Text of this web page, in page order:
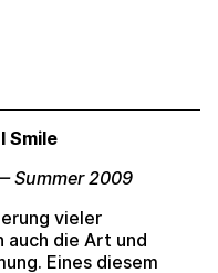
Smile
Summer 2009
vieler
auch die Art und
Eines diesem